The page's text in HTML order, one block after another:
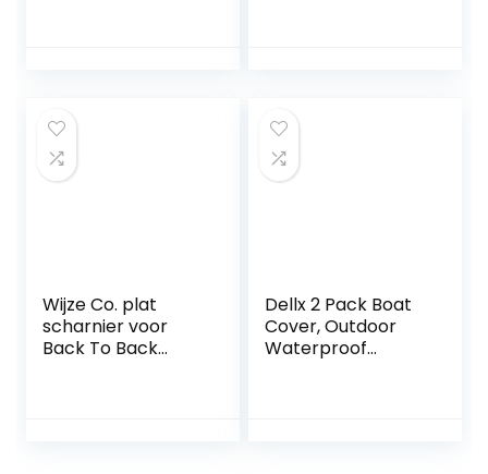
tafelpoot boot van
aluminiumlegering,
voor campers,
Wijze Co. plat
scharnier voor
Back To Back
Dellx 2 Pack Boat
Cover, Outdoor
Waterproof